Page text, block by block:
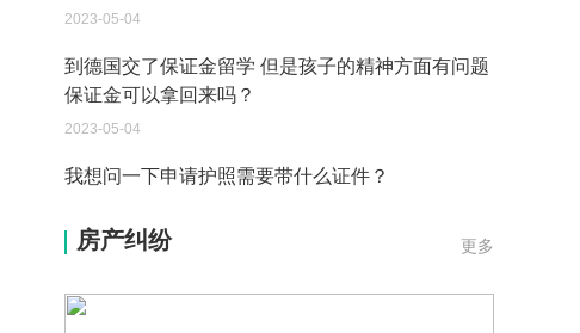
到德国交了保证金留学 但是孩子的精神方面有问题
保证金可以拿回来吗？
2023-05-04
我想问一下申请护照需要带什么证件？
2023-05-04
谢！
更多
房产纠纷